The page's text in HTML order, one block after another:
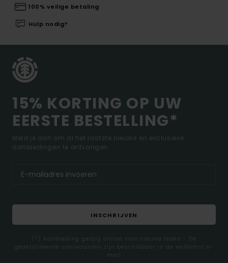
100% veilige betaling
Hulp nodig?
15% KORTING OP UW
EERSTE BESTELLING*
Meld je aan om al het laatste nieuws en exclusieve
aanbiedingen te ontvangen.
INSCHRIJVEN
(*) Aanbieding geldig online voor nieuwe leden - De
gedetailleerde voorwaarden zijn beschikbaar in de welkomst e-
mail